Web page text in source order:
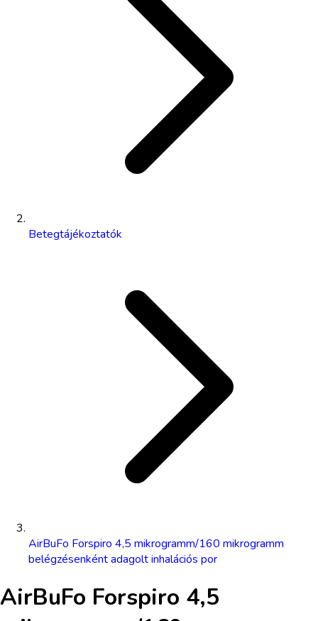
Betegtájékoztatók
AirBuFo Forspiro 4,5 mikrogramm/160 mikrogramm
belégzésenként adagolt inhalációs por
AirBuFo Forspiro 4,5